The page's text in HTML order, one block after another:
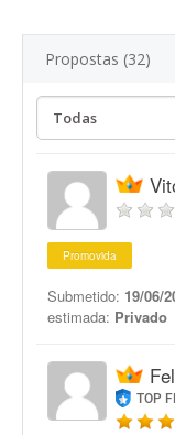
Propostas (32)
Promovida
Submetido: 19/06/
estimada: Privado
TOP